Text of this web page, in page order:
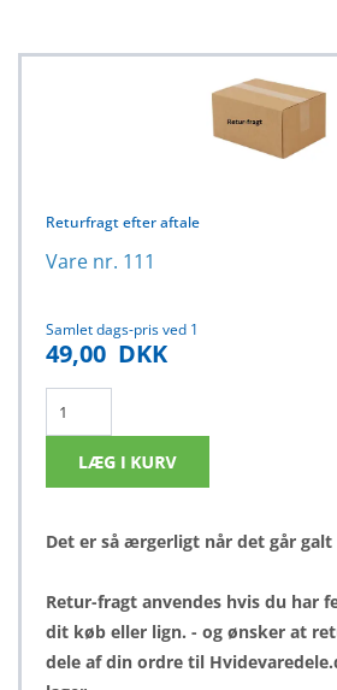
Returfragt efter aftale
Vare nr. 111
Samlet dags-pris ved 1
49,00 DKK
Det er så ærgerligt når det går galt
Retur-fragt anvendes hvis du har
dit køb eller lign. - og ønsker at
dele af din ordre til